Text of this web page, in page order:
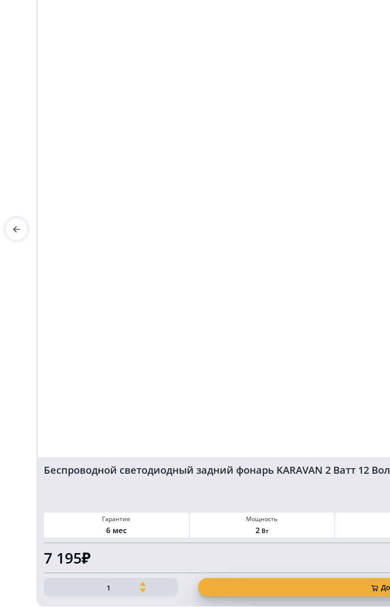
Беспроводной светодиодный задний фонарь KARAVAN 2 Ватт 12
Гарантия
6 мес
Мощность
2 Вт
7 195₽
Количество